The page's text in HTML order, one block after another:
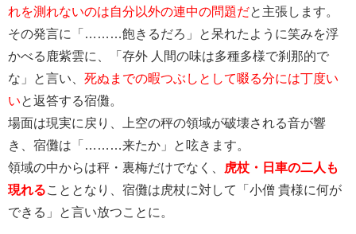
れを測れないのは自分以外の連中の問題だと主張します。
その発言に「………飽きるだろ」と呆れたように笑みを浮
かべる鹿紫雲に、「存外 人間の味は多種多様で刹那的で
な」と言い、 死ぬまでの暇つぶしとして啜る分には丁度い
いと返答する宿儺。
場面は現実に戻り、上空の秤の領域が破壊される音が響
き、宿儺は「………来たか」と呟きます。
領域の中からは秤・裏梅だけでなく、
虎杖・日車の二人も
現れることとなり、宿儺は虎杖に対して「小僧 貴様に何が
できる」と言い放つことに。